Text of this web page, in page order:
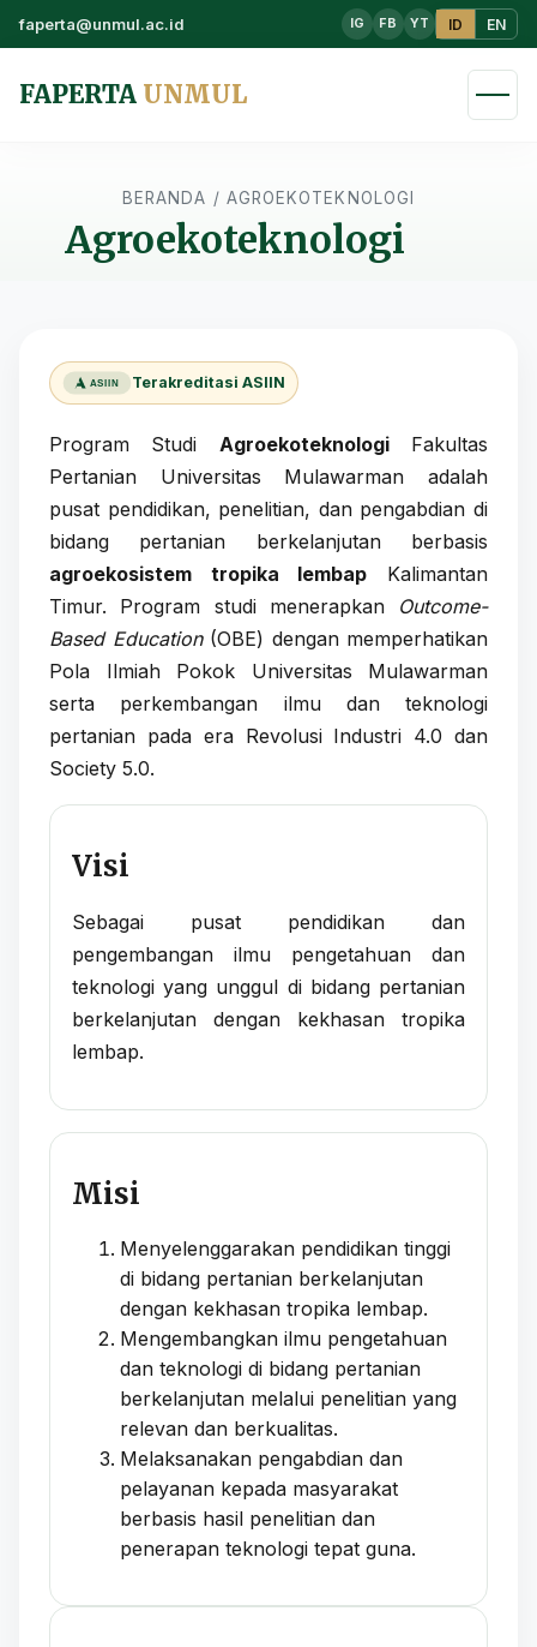
faperta@unmul.ac.id IG FB YT ID EN
FAPERTA UNMUL
BERANDA / AGROEKOTEKNOLOGI
Agroekoteknologi
ASIIN Terakreditasi ASIIN
Program Studi AgroekoteknologiFakultas
Pertanian Universitas Mulawarman adalah
pusat pendidikan, penelitian, dan pengabdian di
bidang pertanian berkelanjutan berbasis
agroekosistem tropika lembap Kalimantan
Timur. Program studi menerapkan Outcome-
Based Education(OBE) dengan memperhatikan
Pola Ilmiah Pokok Universitas Mulawarman
serta perkembangan ilmu dan teknologi
pertanian pada era Revolusi Industri 4.0 dan
Society 5.0.
Visi
Sebagai pusat pendidikan dan
pengembangan ilmu pengetahuan dan
teknologi yang unggul di bidang pertanian
berkelanjutan dengan kekhasan tropika
lembap.
Misi
Menyelenggarakan pendidikan tinggi
di bidang pertanian berkelanjutan
dengan kekhasan tropika lembap.
Mengembangkan ilmu pengetahuan
dan teknologi di bidang pertanian
berkelanjutan melalui penelitian yang
relevan dan berkualitas.
Melaksanakan pengabdian dan
pelayanan kepada masyarakat
berbasis hasil penelitian dan
penerapan teknologi tepat guna.